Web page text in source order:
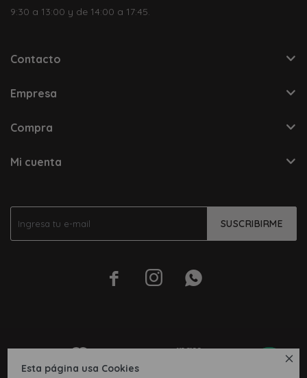

Esta página usa Cookies
SUSCRIBIRME
  
9:30 a 13:00 y de 14:00 a 17:45.
Contacto
Empresa
Compra
Mi cuenta